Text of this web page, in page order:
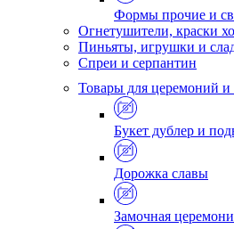
Формы прочие и
Огнетушители, краски
Пиньяты, игрушки и
Спреи и серпантин
Товары для церемоний и
Букет дублер и
Дорожка славы
Замочная